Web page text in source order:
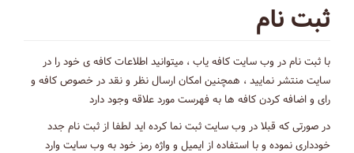
ثبت نام
با ثبت نام در وب سایت کافه یاب ، میتوانید اطلاعات کافه ی خود را در
سایت منتشر نمایید ، همچنین امکان ارسال نظر و نقد در خصوص کافه و
رای و اضافه کردن کافه ها به فهرست مورد علاقه وجود دارد
در صورتی که قبلا در وب سایت ثبت نما کرده اید لطفا از ثبت نام جدد
خودداری نموده و با استفاده از ایمیل و واژه رمز خود به وب سایت وارد